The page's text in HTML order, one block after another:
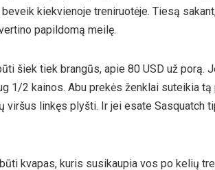
kiekvienoje treniruotėje. Tiesą
papildomą meilę.
šiek tiek brangūs, apie 80 USD už porą.
1/2 kainos. Abu prekės ženklai suteikia
viršus linkęs plyšti. Ir jei esate Sasquatch
kvapas, kuris susikaupia vos po kelių